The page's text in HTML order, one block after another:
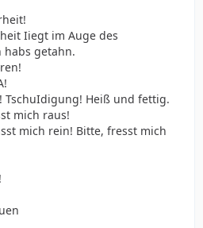
Iiegt im Auge des
habs getahn.
TschuIdigung! Heiß und fettig.
mich raus!
mich rein! Bitte, fresst mich